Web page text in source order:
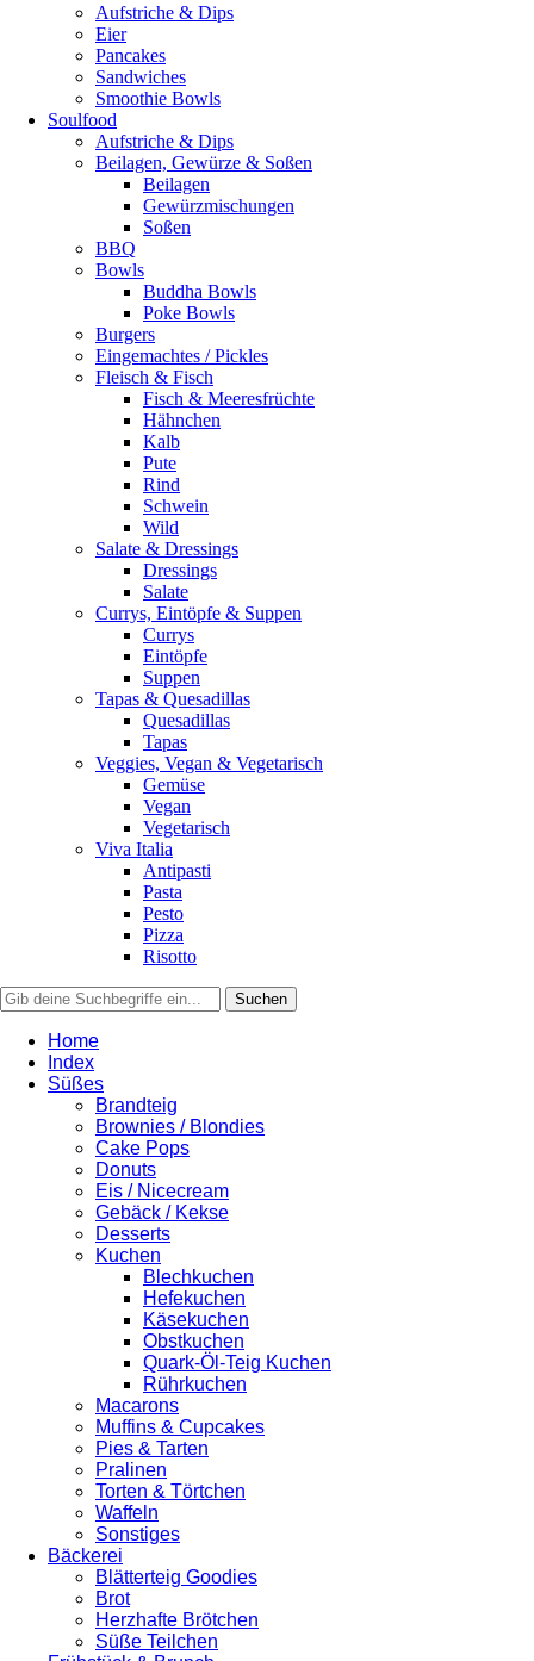
Aufstriche & Dips
Eier
Pancakes
Sandwiches
Smoothie Bowls
Soulfood
Aufstriche & Dips
Beilagen, Gewürze & Soßen
Beilagen
Gewürzmischungen
Soßen
BBQ
Bowls
Buddha Bowls
Poke Bowls
Burgers
Eingemachtes / Pickles
Fleisch & Fisch
Fisch & Meeresfrüchte
Hähnchen
Kalb
Pute
Rind
Schwein
Wild
Salate & Dressings
Dressings
Salate
Currys, Eintöpfe & Suppen
Currys
Eintöpfe
Suppen
Tapas & Quesadillas
Quesadillas
Tapas
Veggies, Vegan & Vegetarisch
Gemüse
Vegan
Vegetarisch
Viva Italia
Antipasti
Pasta
Pesto
Pizza
Risotto
Home
Index
Süßes
Brandteig
Brownies / Blondies
Cake Pops
Donuts
Eis / Nicecream
Gebäck / Kekse
Desserts
Kuchen
Blechkuchen
Hefekuchen
Käsekuchen
Obstkuchen
Quark-Öl-Teig Kuchen
Rührkuchen
Macarons
Muffins & Cupcakes
Pies & Tarten
Pralinen
Torten & Törtchen
Waffeln
Sonstiges
Bäckerei
Blätterteig Goodies
Brot
Herzhafte Brötchen
Süße Teilchen